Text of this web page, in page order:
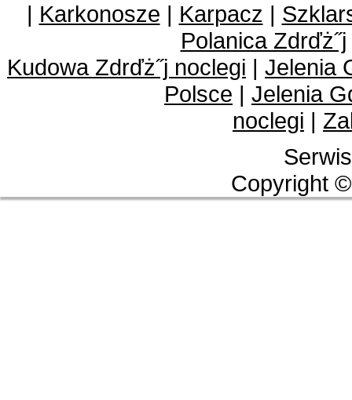
| Karkonosze | Karpacz |
Polanica Zdrďż˝j
Kudowa Zdrďż˝j noclegi | Jelenia
Polsce | Jelenia
noclegi |
Copyright